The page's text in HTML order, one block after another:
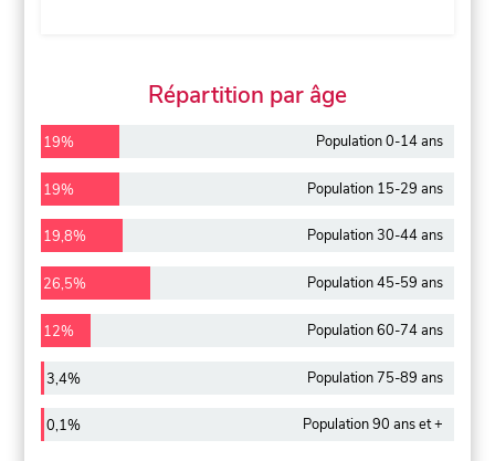
Répartition par âge
19% Population 0-14 ans
19% Population 15-29 ans
19,8% Population 30-44 ans
26,5% Population 45-59 ans
12% Population 60-74 ans
3,4% Population 75-89 ans
0,1% Population 90 ans et +